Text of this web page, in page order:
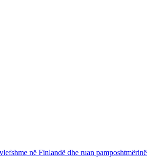
në Finlandë dhe ruan pamposhtmërinë